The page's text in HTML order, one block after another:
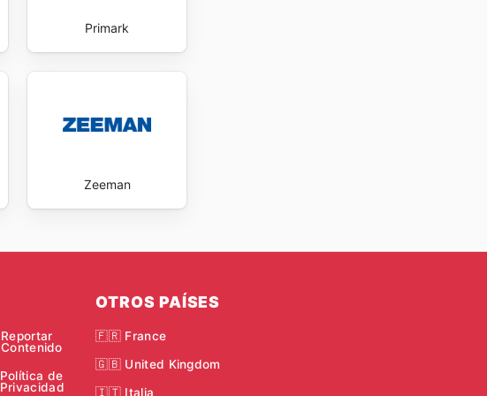
Primark
Zeeman
Reportar
Contenido
Política de
Privacidad
OTROS PAÍSES
🇫🇷 France
🇬🇧 United Kingdom
🇮🇹 Italia